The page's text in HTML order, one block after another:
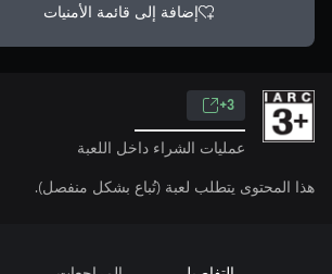
إضافة إلى قائمة الأمنيات
3+
عمليات الشراء داخل اللعبة
هذا المحتوى يتطلب لعبة (تُباع بشكل منفصل).